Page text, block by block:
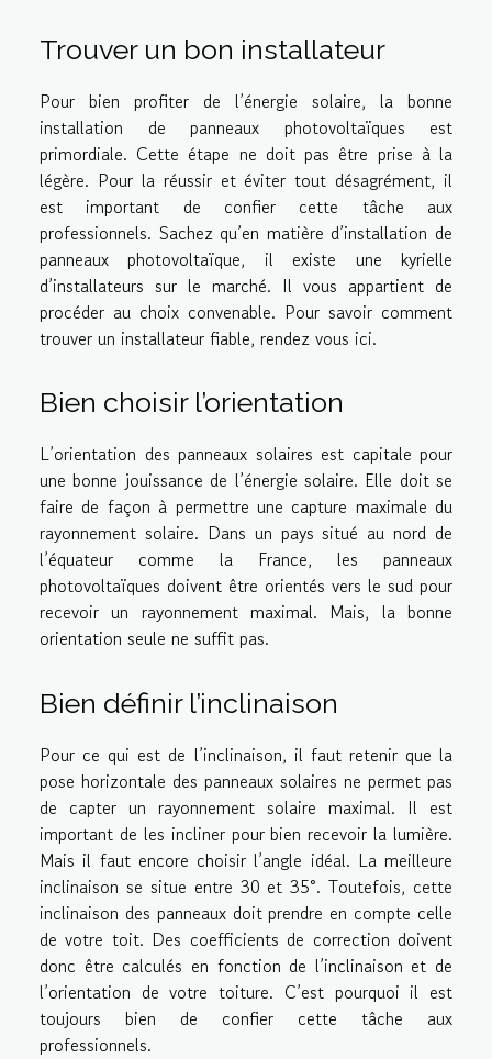
Trouver un bon installateur
Pour bien profiter de l’énergie solaire, la bonne
installation de panneaux photovoltaïques est
primordiale. Cette étape ne doit pas être prise à la
légère. Pour la réussir et éviter tout désagrément, il
est important de confier cette tâche aux
professionnels. Sachez qu’en matière d’installation de
panneaux photovoltaïque, il existe une kyrielle
d’installateurs sur le marché. Il vous appartient de
procéder au choix convenable. Pour savoir comment
trouver un installateur fiable, rendez vous ici.
Bien choisir l’orientation
L’orientation des panneaux solaires est capitale pour
une bonne jouissance de l’énergie solaire. Elle doit se
faire de façon à permettre une capture maximale du
rayonnement solaire. Dans un pays situé au nord de
l’équateur comme la France, les panneaux
photovoltaïques doivent être orientés vers le sud pour
recevoir un rayonnement maximal. Mais, la bonne
orientation seule ne suffit pas.
Bien définir l’inclinaison
Pour ce qui est de l’inclinaison, il faut retenir que la
pose horizontale des panneaux solaires ne permet pas
de capter un rayonnement solaire maximal. Il est
important de les incliner pour bien recevoir la lumière.
Mais il faut encore choisir l’angle idéal. La meilleure
inclinaison se situe entre 30 et 35°. Toutefois, cette
inclinaison des panneaux doit prendre en compte celle
de votre toit. Des coefficients de correction doivent
donc être calculés en fonction de l’inclinaison et de
l’orientation de votre toiture. C’est pourquoi il est
toujours bien de confier cette tâche aux
professionnels.